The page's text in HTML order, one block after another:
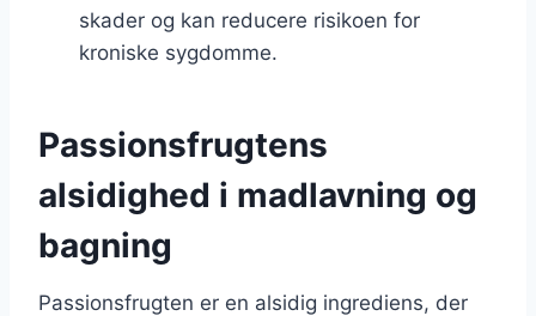
skader og kan reducere risikoen for
kroniske sygdomme.
Passionsfrugtens
alsidighed i madlavning og
bagning
Passionsfrugten er en alsidig ingrediens, der